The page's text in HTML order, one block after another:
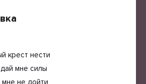
крест нести
мне силы
не дойти